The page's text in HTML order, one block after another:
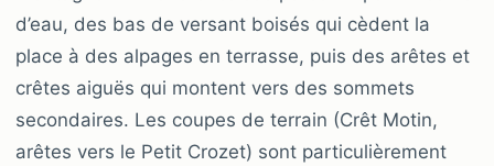
d’eau, des bas de versant boisés qui cèdent la
place à des alpages en terrasse, puis des arêtes et
crêtes aiguës qui montent vers des sommets
secondaires. Les coupes de terrain (Crêt Motin,
arêtes vers le Petit Crozet) sont particulièrement